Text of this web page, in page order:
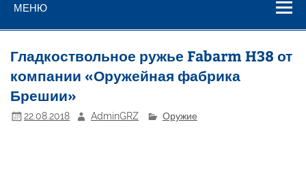
МЕНЮ
Гладкоствольное ружье Fabarm H38 от
компании «Оружейная фабрика
Брешии»
22.08.2018 AdminGRZ Оружие